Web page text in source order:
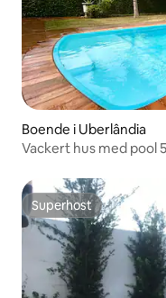
Boende i Uberlândia
Vackert hus med pool
Superhost
Superhost